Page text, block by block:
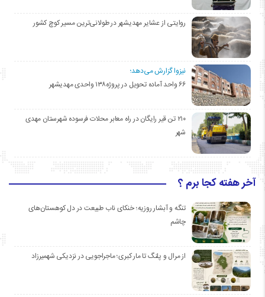
روایتی از عشایر مهدیشهر در طولانی‌ترین مسیر کوچ کشور
نیزوا گزارش می‌دهد؛
۶۶ واحد آماده تحویل در پروژه۱۳۸ واحدی مهدیشهر
۲۱۰ تن قیر رایگان در راه معابر محلات فرسوده شهرستان مهدی
شهر
آخر هفته کجا برم ؟
تنگه و آبشار روزیه؛ خنکای ناب طبیعت در دل کوهستان‌های
چاشم
از مرال و پلنگ تا مار کبری؛ ماجراجویی در نزدیکی شهمیرزاد